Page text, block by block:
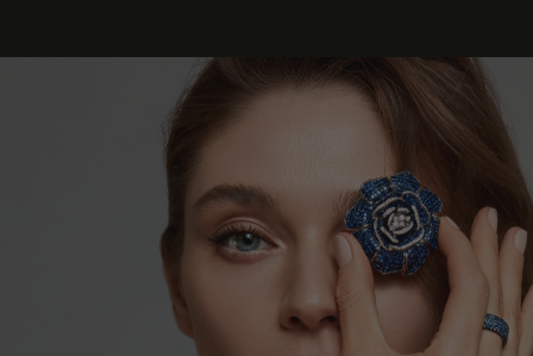
Политика конфиденциальности
Часто задаваемые вопросы